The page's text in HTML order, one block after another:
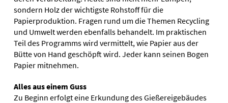
sondern Holz der wichtigste Rohstoff für die
Papierproduktion. Fragen rund um die Themen Recycling
und Umwelt werden ebenfalls behandelt. Im praktischen
Teil des Programms wird vermittelt, wie Papier aus der
Bütte von Hand geschöpft wird. Jeder kann seinen Bogen
Papier mitnehmen.
Alles aus einem Guss
Zu Beginn erfolgt eine Erkundung des Gießereigebäudes